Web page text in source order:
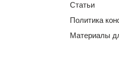
Статьи
Политика
Материалы